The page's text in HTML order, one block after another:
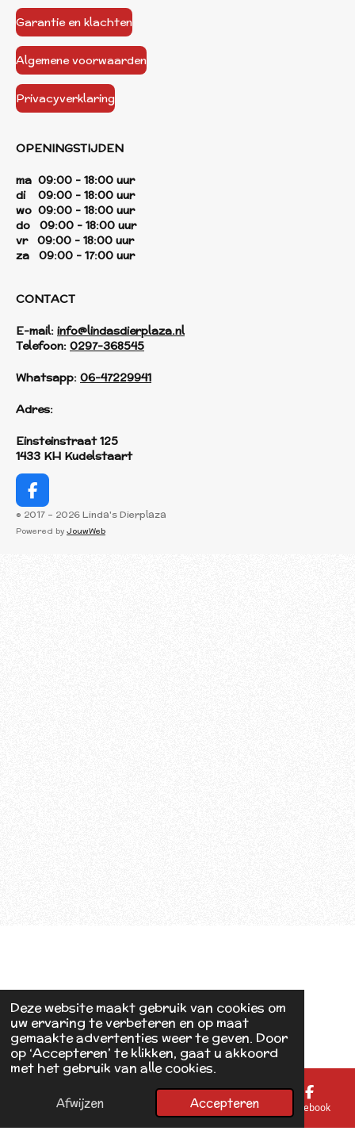
Deze website maakt gebruik van cookies om
uw ervaring te verbeteren en op maat
gemaakte advertenties weer te geven. Door
op ‘Accepteren’ te klikken, gaat u akkoord
met het gebruik van alle cookies.
Afwijzen Accepteren
Garantie en klachten
Algemene voorwaarden
Privacyverklaring
OPENINGSTIJDEN
ma 09:00 - 18:00 uur
di 09:00 - 18:00 uur
wo 09:00 - 18:00 uur
do 09:00 - 18:00 uur
vr 09:00 - 18:00 uur
za 09:00 - 17:00 uur
CONTACT
E-mail: info@lindasdierplaza.nl
Telefoon: 0297-368545
Whatsapp: 06-47229941
Adres:
Einsteinstraat 125
1433 KH Kudelstaart
F
a
c
© 2017 - 2026 Linda's Dierplaza
Powered by JouwWeb
E-mailadres Kaart Facebook